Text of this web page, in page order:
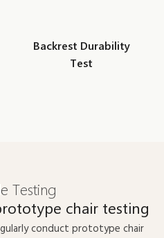
Backrest Durability
Test
Testing
chair testing
conduct prototype chair